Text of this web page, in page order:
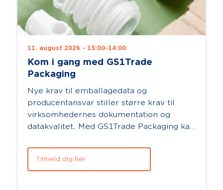
11. august 2026 - 13:00-14:00
Kom i gang med GS1Trade
Packaging
Nye krav til emballagedata og
producentansvar stiller større krav til
virksomhedernes dokumentation og
datakvalitet. Med GS1Trade Packaging kan
arbejde mere ef...
Tilmeld dig her